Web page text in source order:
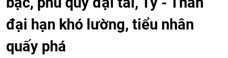
đại hạn khó lường, tiểu nhân
quấy phá